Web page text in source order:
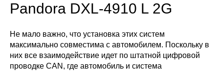
Pandora DXL-4910 L 2G
Не мало важно, что установка этих систем
максимально совместима с автомобилем. Поскольку в
них все взаимодействие идет по штатной цифровой
проводке CAN, где автомобиль и система